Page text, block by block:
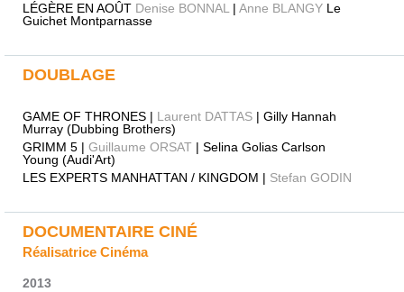
LÉGÈRE EN AOÛT Denise BONNAL| Anne BLANGY Le
Guichet Montparnasse
DOUBLAGE
GAME OF THRONES | Laurent DATTAS | Gilly Hannah
Murray (Dubbing Brothers)
GRIMM 5 | Guillaume ORSAT | Selina Golias Carlson
Young (Audi'Art)
LES EXPERTS MANHATTAN / KINGDOM | Stefan GODIN
DOCUMENTAIRE CINÉ
Réalisatrice Cinéma
2013